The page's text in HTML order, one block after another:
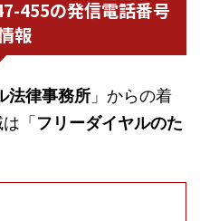
455の発信電話番号
報
法律事務所 」からの着
「フリーダイヤルのた